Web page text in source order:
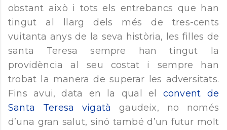
obstant això i tots els entrebancs que han
tingut al llarg dels més de tres-cents
vuitanta anys de la seva història, les filles de
santa Teresa sempre han tingut la
providència al seu costat i sempre han
trobat la manera de superar les adversitats.
Fins avui, data en la qual el convent de
Santa Teresa vigatà
gaudeix, no només
d’una gran salut, sinó també d’un futur molt